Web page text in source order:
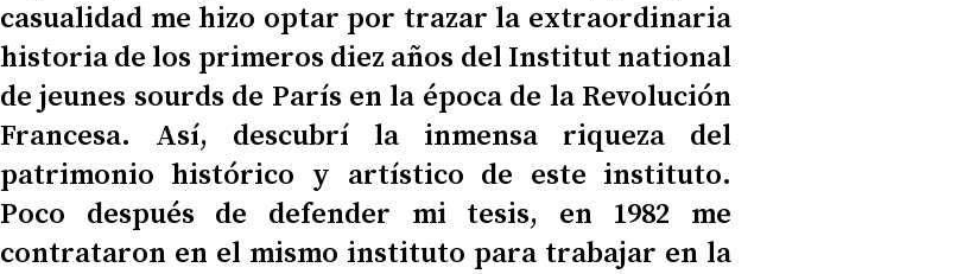
casualidad me hizo optar por trazar la extraordinaria
historia de los primeros diez años del Institut national
de jeunes sourds de París en la época de la Revolución
Francesa. Así, descubrí la inmensa riqueza del
patrimonio histórico y artístico de este instituto.
Poco después de defender mi tesis, en 1982 me
contrataron en el mismo instituto para trabajar en la